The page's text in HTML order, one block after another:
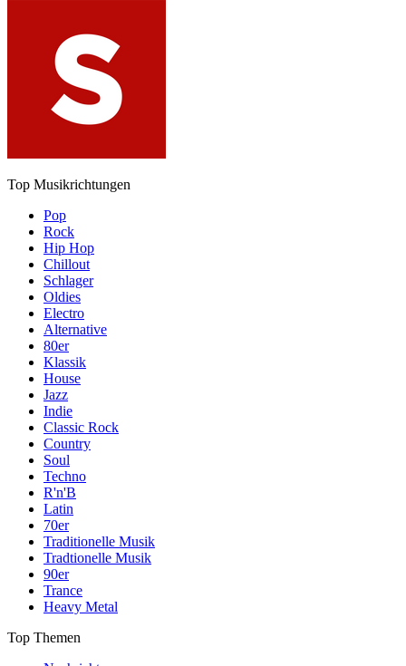
Top Musikrichtungen
Pop
Rock
Hip Hop
Chillout
Schlager
Oldies
Electro
Alternative
80er
Klassik
House
Jazz
Indie
Classic Rock
Country
Soul
Techno
R'n'B
Latin
70er
Traditionelle Musik
Tradtionelle Musik
90er
Trance
Heavy Metal
Top Themen